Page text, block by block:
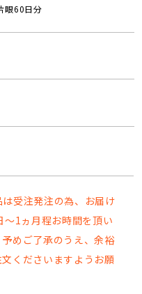
眼60日分
受注発注の為、お届け
～1ヵ月程お時間を頂い
めご了承のうえ、余裕
くださいますようお願